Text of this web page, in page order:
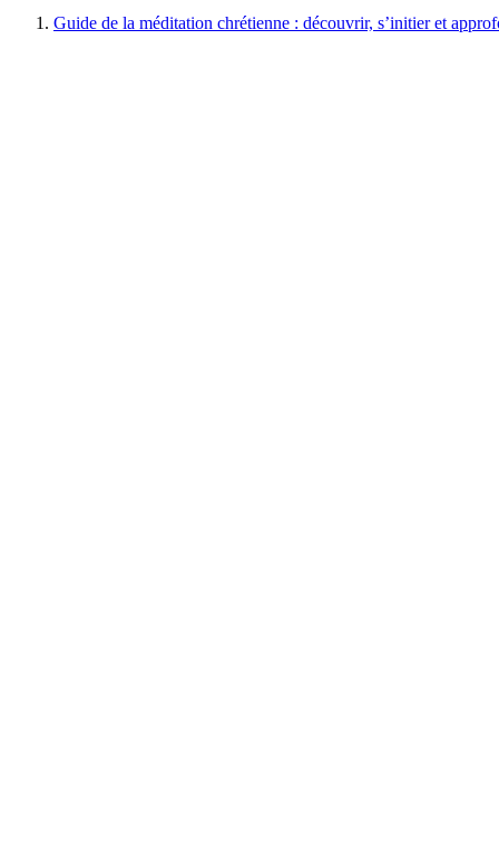
Guide de la méditation chrétienne : découvrir, s’initier et